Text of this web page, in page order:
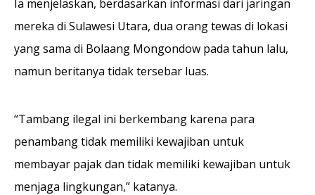
Ia menjelaskan, berdasarkan informasi dari jaringan
mereka di Sulawesi Utara, dua orang tewas di lokasi
yang sama di Bolaang Mongondow pada tahun lalu,
namun beritanya tidak tersebar luas.
“Tambang ilegal ini berkembang karena para
penambang tidak memiliki kewajiban untuk
membayar pajak dan tidak memiliki kewajiban untuk
menjaga lingkungan,” katanya.